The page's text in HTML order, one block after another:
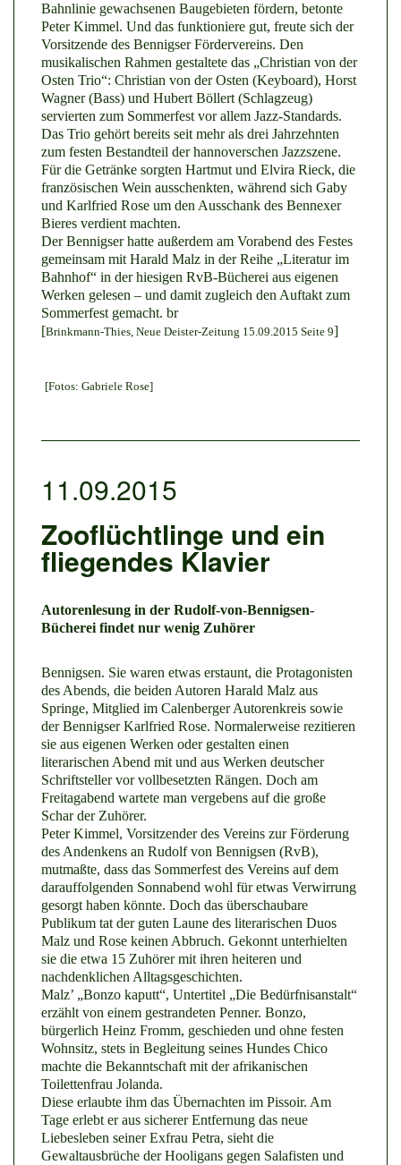
Bahnlinie gewachsenen Baugebieten fördern, betonte
Peter Kimmel. Und das funktioniere gut, freute sich der
Vorsitzende des Bennigser Fördervereins. Den
musikalischen Rahmen gestaltete das „Christian von der
Osten Trio“: Christian von der Osten (Keyboard), Horst
Wagner (Bass) und Hubert Böllert (Schlagzeug)
servierten zum Sommerfest vor allem Jazz-Standards.
Das Trio gehört bereits seit mehr als drei Jahrzehnten
zum festen Bestandteil der hannoverschen Jazzszene.
Für die Getränke sorgten Hartmut und Elvira Rieck, die
französischen Wein ausschenkten, während sich Gaby
und Karlfried Rose um den Ausschank des Bennexer
Bieres verdient machten.
Der Bennigser hatte außerdem am Vorabend des Festes
gemeinsam mit Harald Malz in der Reihe „Literatur im
Bahnhof“ in der hiesigen RvB-Bücherei aus eigenen
Werken gelesen – und damit zugleich den Auftakt zum
Sommerfest gemacht. br
[Brinkmann-Thies, Neue Deister-Zeitung 15.09.2015 Seite 9]
[Fotos: Gabriele Rose]
11.09.2015
Zooflüchtlinge und ein
fliegendes Klavier
Autorenlesung in der Rudolf-von-Bennigsen-
Bücherei findet nur wenig Zuhörer
Bennigsen. Sie waren etwas erstaunt, die Protagonisten
des Abends, die beiden Autoren Harald Malz aus
Springe, Mitglied im Calenberger Autorenkreis sowie
der Bennigser Karlfried Rose. Normalerweise rezitieren
sie aus eigenen Werken oder gestalten einen
literarischen Abend mit und aus Werken deutscher
Schriftsteller vor vollbesetzten Rängen. Doch am
Freitagabend wartete man vergebens auf die große
Schar der Zuhörer.
Peter Kimmel, Vorsitzender des Vereins zur Förderung
des Andenkens an Rudolf von Bennigsen (RvB),
mutmaßte, dass das Sommerfest des Vereins auf dem
darauffolgenden Sonnabend wohl für etwas Verwirrung
gesorgt haben könnte. Doch das überschaubare
Publikum tat der guten Laune des literarischen Duos
Malz und Rose keinen Abbruch. Gekonnt unterhielten
sie die etwa 15 Zuhörer mit ihren heiteren und
nachdenklichen Alltagsgeschichten.
Malz’ „Bonzo kaputt“, Untertitel „Die Bedürfnisanstalt“
erzählt von einem gestrandeten Penner. Bonzo,
bürgerlich Heinz Fromm, geschieden und ohne festen
Wohnsitz, stets in Begleitung seines Hundes Chico
machte die Bekanntschaft mit der afrikanischen
Toilettenfrau Jolanda.
Diese erlaubte ihm das Übernachten im Pissoir. Am
Tage erlebt er aus sicherer Entfernung das neue
Liebesleben seiner Exfrau Petra, sieht die
Gewaltausbrüche der Hooligans gegen Salafisten und